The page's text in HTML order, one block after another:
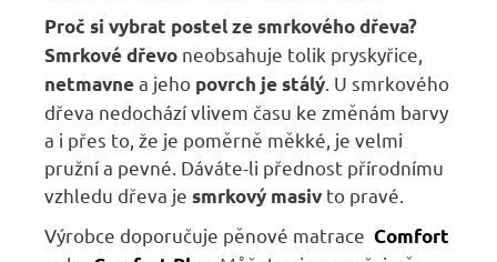
Proč si vybrat postel ze smrkového dřeva?
Smrkové dřevo neobsahuje tolik pryskyřice,
netmavnea jeho povrch je stálý. U smrkového
dřeva nedochází vlivem času ke změnám barvy
a i přes to, že je poměrně měkké, je velmi
pružní a pevné. Dáváte-li přednost přírodnímu
vzhledu dřeva je smrkový masiv to pravé.
Výrobce doporučuje pěnové matrace Comfort